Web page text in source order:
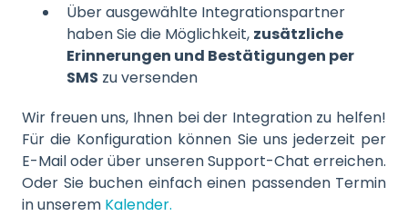
Über ausgewählte Integrationspartner
haben Sie die Möglichkeit, zusätzliche
Erinnerungen und Bestätigungen per
SMS zu versenden
Wir freuen uns, Ihnen bei der Integration zu helfen!
Für die Konfiguration können Sie uns jederzeit per
E-Mail oder über unseren Support-Chat erreichen.
Oder Sie buchen einfach einen passenden Termin
in unserem Kalender.